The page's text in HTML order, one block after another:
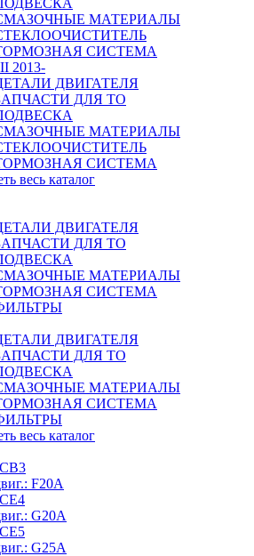
МАТЕРИАЛЫ
СИСТЕМА
2013-
ДВИГАТЕЛЯ
ДЛЯ ТО
МАТЕРИАЛЫ
СИСТЕМА
весь каталог
ДВИГАТЕЛЯ
ДЛЯ ТО
МАТЕРИАЛЫ
СИСТЕМА
ДВИГАТЕЛЯ
ДЛЯ ТО
МАТЕРИАЛЫ
СИСТЕМА
весь каталог
F20A
G20A
G25A